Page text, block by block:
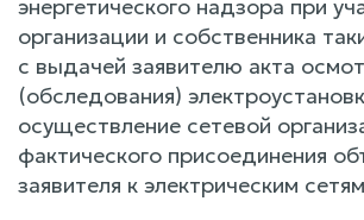
энергетического надзора при
организации и собственника
с выдачей заявителю акта
(обследования)
осуществление сетевой
фактического присоединения
заявителя к электрическим